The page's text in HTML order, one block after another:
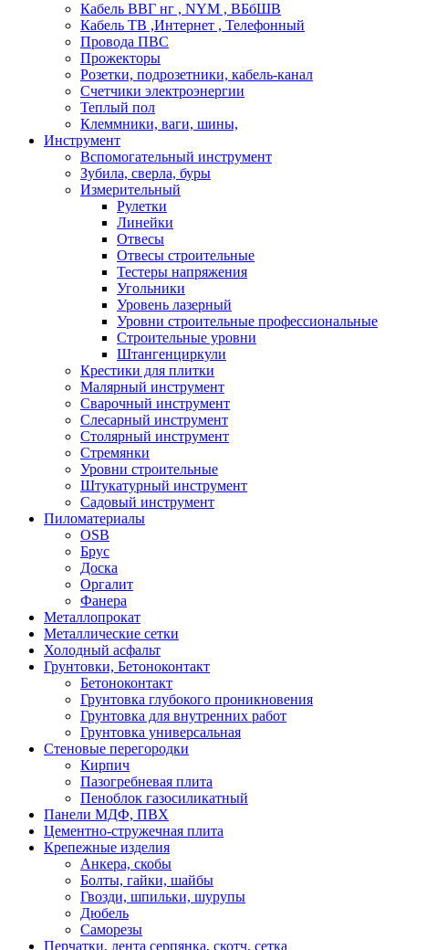
Кабель ВВГ нг , NYM , ВБбШВ
Кабель ТВ ,Интернет , Телефонный
Провода ПВС
Прожекторы
Розетки, подрозетники, кабель-канал
Счетчики электроэнергии
Теплый пол
Клеммники, ваги, шины,
Инструмент
Вспомогательный инструмент
Зубила, сверла, буры
Измерительный
Рулетки
Линейки
Отвесы
Отвесы строительные
Тестеры напряжения
Угольники
Уровень лазерный
Уровни строительные профессиональные
Строительные уровни
Штангенциркули
Крестики для плитки
Малярный инструмент
Сварочный инструмент
Слесарный инструмент
Столярный инструмент
Стремянки
Уровни строительные
Штукатурный инструмент
Садовый инструмент
Пиломатериалы
OSB
Брус
Доска
Оргалит
Фанера
Металлопрокат
Металлические сетки
Холодный асфальт
Грунтовки, Бетоноконтакт
Бетоноконтакт
Грунтовка глубокого проникновения
Грунтовка для внутренних работ
Грунтовка универсальная
Стеновые перегородки
Кирпич
Пазогребневая плита
Пеноблок газосиликатный
Панели МДФ, ПВХ
Цементно-стружечная плита
Крепежные изделия
Анкера, скобы
Болты, гайки, шайбы
Гвозди, шпильки, шурупы
Дюбель
Саморезы
Перчатки, лента серпянка, скотч, сетка